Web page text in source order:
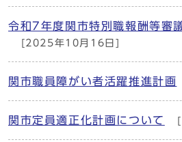
令和7年度関市特別職報酬等審
[2025年10月16日]
関市職員障がい者活躍推進計画
関市定員適正化計画について